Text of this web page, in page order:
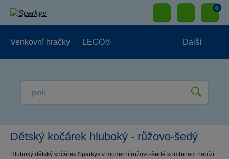
0
Venkovní hračky LEGO® Další
Dětský kočárek hluboký - růžovo-šedý
Hluboký dětský kočárek Sparkys v moderní růžovo-šedé kombinaci nabízí